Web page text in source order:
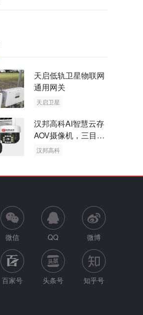
天启低轨卫星物联网
通用网关
天启卫星
汉邦高科AI智慧云存
AOV摄像机，三目太
阳能多摄球机
汉邦高科
微信 QQ 微博
百家号 头条号 知乎号